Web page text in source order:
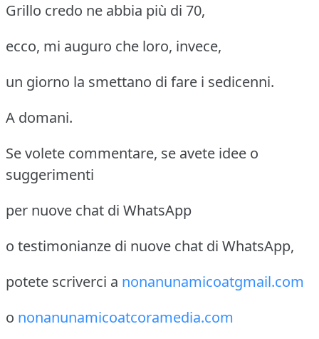
Grillo credo ne abbia più di 70,
ecco, mi auguro che loro, invece,
un giorno la smettano di fare i sedicenni.
A domani.
Se volete commentare, se avete idee o
suggerimenti
per nuove chat di WhatsApp
o testimonianze di nuove chat di WhatsApp,
potete scriverci a nonanunamicoatgmail.com
o nonanunamicoatcoramedia.com